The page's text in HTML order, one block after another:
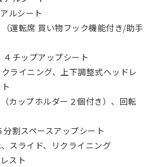
ルシート
運転席 買い物フック機能付き/助手
チップアップシート
ライニング、上下調整式ヘッドレ
カップホルダー２個付き）、回転
割スペースアップシート
スライド、リクライニング
スト